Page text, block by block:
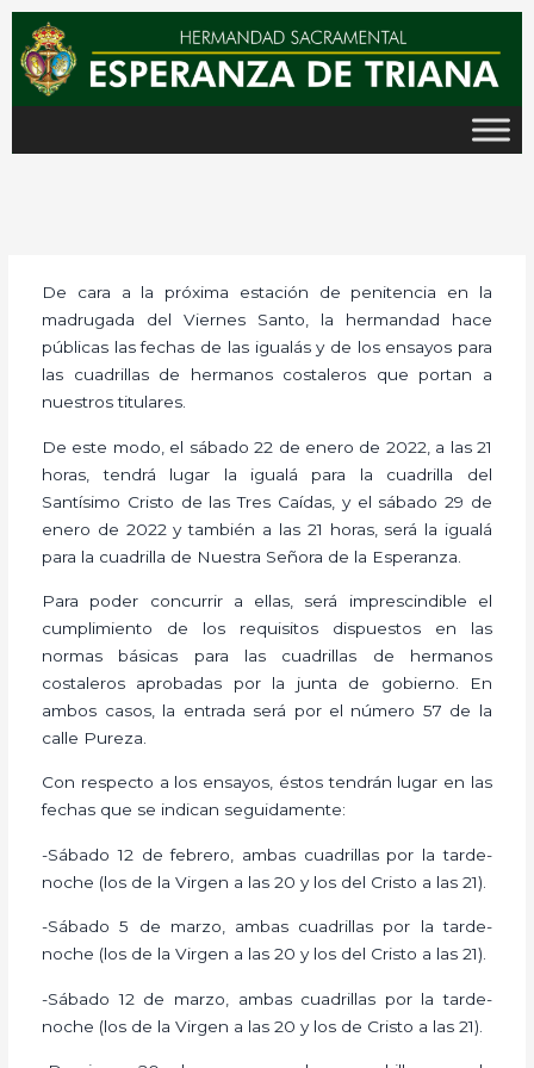
contenido
De cara a la próxima estación de penitencia en la
madrugada del Viernes Santo, la hermandad hace
públicas las fechas de las igualás y de los ensayos para
las cuadrillas de hermanos costaleros que portan a
nuestros titulares.
De este modo, el sábado 22 de enero de 2022, a las 21
horas, tendrá lugar la igualá para la cuadrilla del
Santísimo Cristo de las Tres Caídas, y el sábado 29 de
enero de 2022 y también a las 21 horas, será la igualá
para la cuadrilla de Nuestra Señora de la Esperanza.
Para poder concurrir a ellas, será imprescindible el
cumplimiento de los requisitos dispuestos en las
normas básicas para las cuadrillas de hermanos
costaleros aprobadas por la junta de gobierno. En
ambos casos, la entrada será por el número 57 de la
calle Pureza.
Con respecto a los ensayos, éstos tendrán lugar en las
fechas que se indican seguidamente:
-Sábado 12 de febrero, ambas cuadrillas por la tarde-
noche (los de la Virgen a las 20 y los del Cristo a las 21).
-Sábado 5 de marzo, ambas cuadrillas por la tarde-
noche (los de la Virgen a las 20 y los del Cristo a las 21).
-Sábado 12 de marzo, ambas cuadrillas por la tarde-
noche (los de la Virgen a las 20 y los de Cristo a las 21).